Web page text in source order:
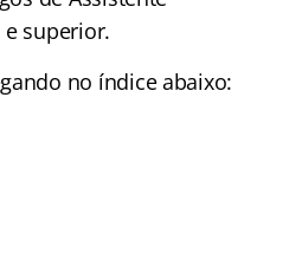
superior.
no índice abaixo: